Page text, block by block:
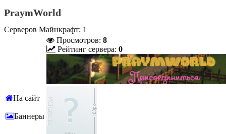
PraymWorld
Серверов Майнкрафт: 1
На сайт
Баннеры
Просмотров: 8
Рейтинг сервера: 0